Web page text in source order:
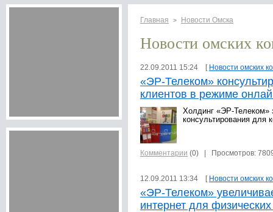
Главная > Новости Омска
Новости омских
22.09.2011 15:24 [ Новости омских
«ЭР-Телеком»
клиентов в режиме
Холдинг «ЭР-Телеком»
консультирования для
Комментарии (0) | Просмотров:
12.09.2011 13:34 [ Новости омских
«ЭР-Телеком»
интернет для